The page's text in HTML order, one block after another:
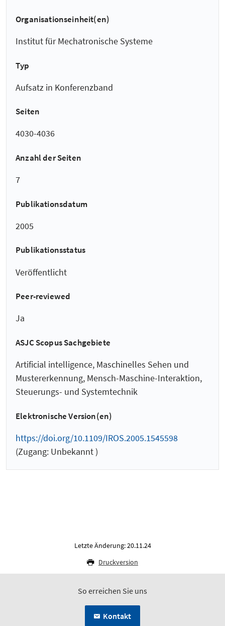
Organisationseinheit(en)
Institut für Mechatronische Systeme
Typ
Aufsatz in Konferenzband
Seiten
4030-4036
Anzahl der Seiten
7
Publikationsdatum
2005
Publikationsstatus
Veröffentlicht
Peer-reviewed
Ja
ASJC Scopus Sachgebiete
Artificial intelligence, Maschinelles Sehen und
Mustererkennung, Mensch-Maschine-Interaktion,
Steuerungs- und Systemtechnik
Elektronische Version(en)
https://doi.org/10.1109/IROS.2005.1545598
(Zugang: Unbekannt )
Letzte Änderung: 20.11.24
Druckversion
So erreichen Sie uns
Kontakt